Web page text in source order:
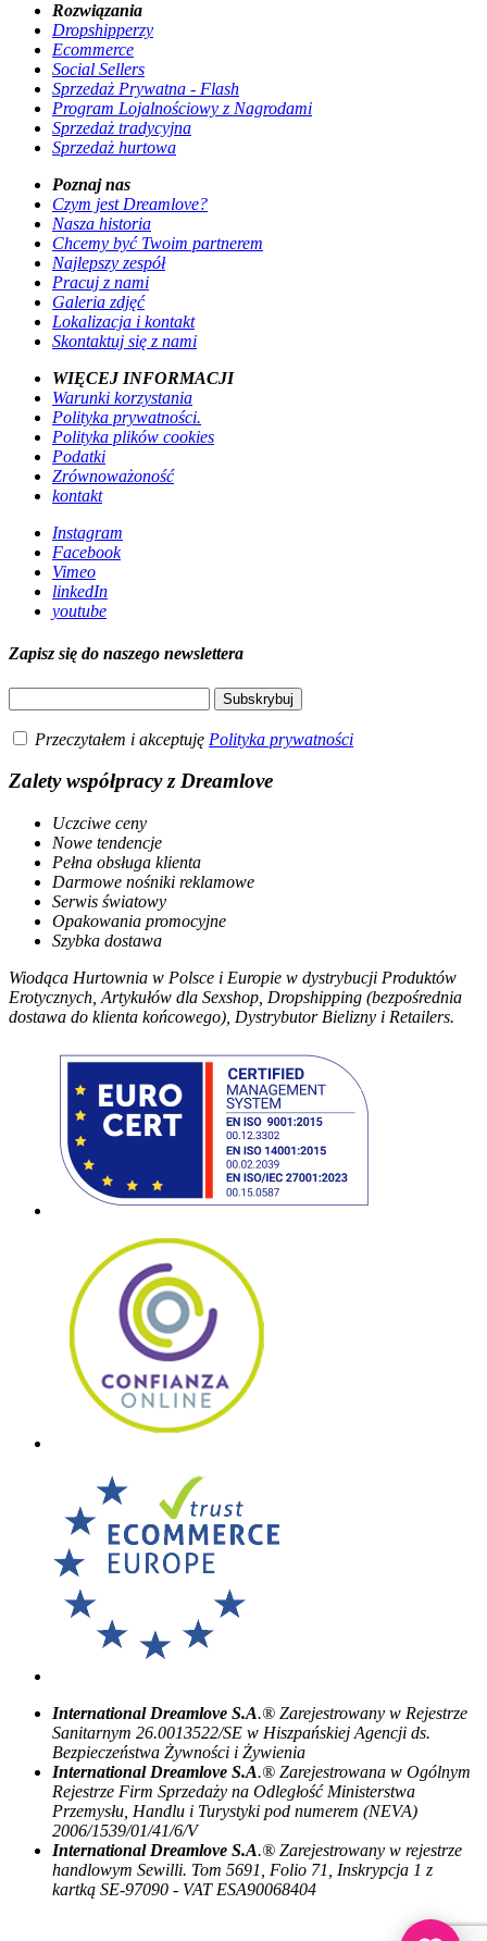
Rozwiązania
Dropshipperzy
Ecommerce
Social Sellers
Sprzedaż Prywatna - Flash
Program Lojalnościowy z Nagrodami
Sprzedaż tradycyjna
Sprzedaż hurtowa
Poznaj nas
Czym jest Dreamlove?
Nasza historia
Chcemy być Twoim partnerem
Najlepszy zespół
Pracuj z nami
Galeria zdjęć
Lokalizacja i kontakt
Skontaktuj się z nami
WIĘCEJ INFORMACJI
Warunki korzystania
Polityka prywatności.
Polityka plików cookies
Podatki
Zrównoważoność
kontakt
Instagram
Facebook
Vimeo
linkedIn
youtube
Zapisz się do naszego newslettera
Przeczytałem i akceptuję Polityka prywatności
Zalety współpracy z Dreamlove
Uczciwe ceny
Nowe tendencje
Pełna obsługa klienta
Darmowe nośniki reklamowe
Serwis światowy
Opakowania promocyjne
Szybka dostawa
Wiodąca Hurtownia w Polsce i Europie w dystrybucji Produktów
Erotycznych, Artykułów dla Sexshop, Dropshipping (bezpośrednia
dostawa do klienta końcowego), Dystrybutor Bielizny i Retailers.
International Dreamlove S.A.® Zarejestrowany w Rejestrze
Sanitarnym 26.0013522/SE w Hiszpańskiej Agencji ds.
Bezpieczeństwa Żywności i Żywienia
International Dreamlove S.A.® Zarejestrowana w Ogólnym
Rejestrze Firm Sprzedaży na Odległość Ministerstwa
Przemysłu, Handlu i Turystyki pod numerem (NEVA)
2006/1539/01/41/6/V
International Dreamlove S.A.® Zarejestrowany w rejestrze
handlowym Sewilli. Tom 5691, Folio 71, Inskrypcja 1 z
kartką SE-97090 - VAT ESA90068404